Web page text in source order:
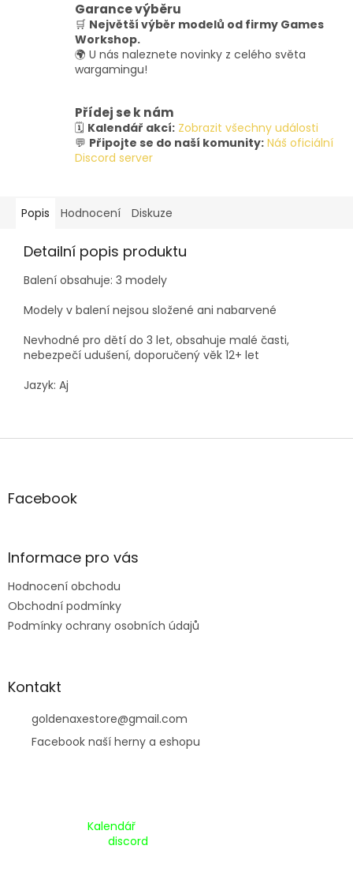
Garance výběru
🛒 Největší výběr modelů od firmy Games
Workshop.
🌍 U nás naleznete novinky z celého světa
wargamingu!
Přídej se k nám
🗓️ Kalendář akcí: Zobrazit všechny události
💬 Připojte se do naší komunity: Náš oficiální
Discord server
Popis Hodnocení Diskuze
Detailní popis produktu
Balení obsahuje: 3 modely
Modely v balení nejsou složené ani nabarvené
Nevhodné pro dětí do 3 let, obsahuje malé časti,
nebezpečí udušení, doporučený věk 12+ let
Jazyk: Aj
Z
aFacebook
Informace pro vás
Hodnocení obchodu
Obchodní podmínky
Podmínky ochrany osobních údajů
Kontakt
goldenaxestore@gmail.com
Facebook naší herny a eshopu
Kalendář
discord